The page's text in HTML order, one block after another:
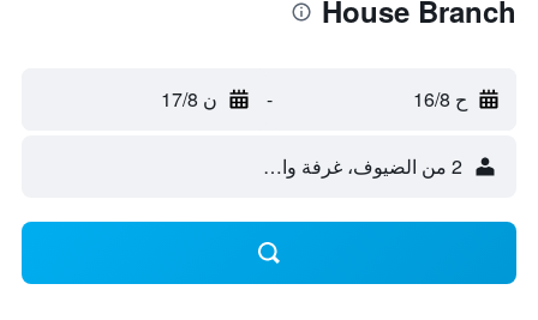
House Branch
ح 16/8 - ن 17/8
2 من الضيوف، غرفة واحدة